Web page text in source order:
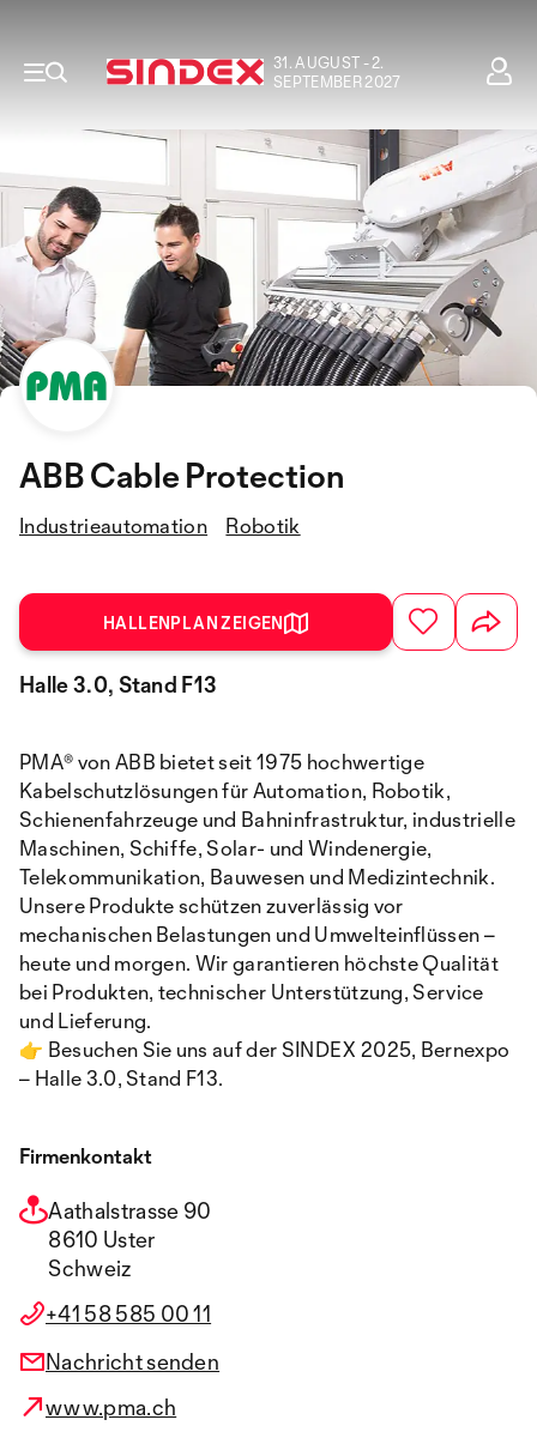
31. AUGUST - 2.
SEPTEMBER 2027
ABB Cable Protection
Industrieautomation Robotik
HALLENPLAN ZEIGEN
Halle 3.0, Stand F13
PMA® von ABB bietet seit 1975 hochwertige
Kabelschutzlösungen für Automation, Robotik,
Schienenfahrzeuge und Bahninfrastruktur, industrielle
Maschinen, Schiffe, Solar- und Windenergie,
Telekommunikation, Bauwesen und Medizintechnik.
Unsere Produkte schützen zuverlässig vor
mechanischen Belastungen und Umwelteinflüssen –
heute und morgen. Wir garantieren höchste Qualität
bei Produkten, technischer Unterstützung, Service
und Lieferung.
👉 Besuchen Sie uns auf der SINDEX 2025, Bernexpo
– Halle 3.0, Stand F13.
Firmenkontakt
Aathalstrasse 90
8610 Uster
Schweiz
+41 58 585 00 11
Nachricht senden
www.pma.ch